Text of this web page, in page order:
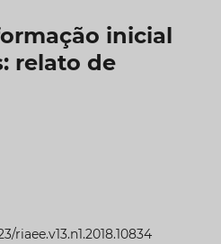
inicial
relato de
riaee.v13.n1.2018.10834